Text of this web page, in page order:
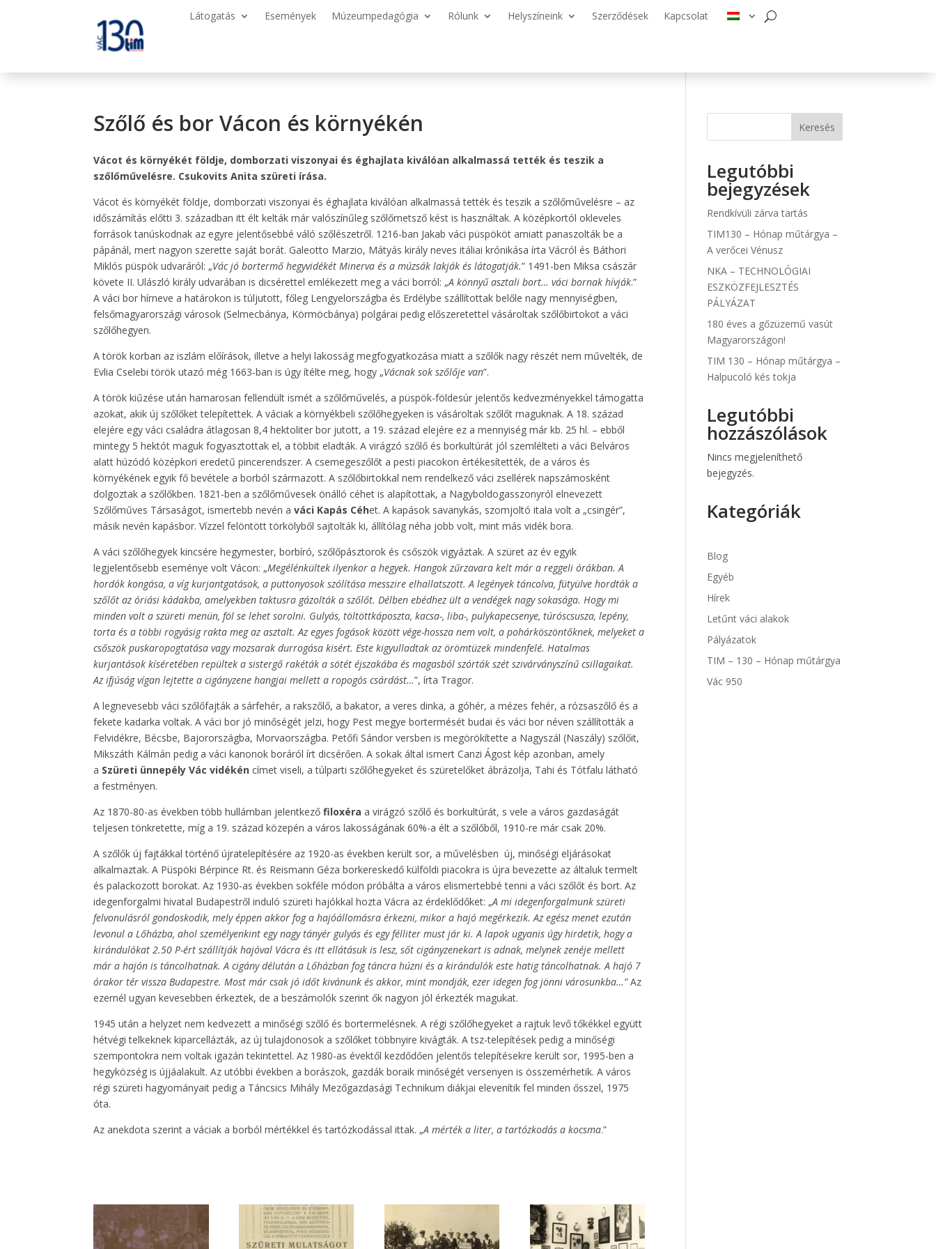
Látogatás Események Múzeumpedagógia Rólunk Helyszíneink Szerződések Kapcsolat
Szőlő és bor Vácon és környékén
Vácot és környékét földje, domborzati viszonyai és éghajlata kiválóan alkalmassá tették és teszik a
szőlőművelésre. Csukovits Anita szüreti írása.
Vácot és környékét földje, domborzati viszonyai és éghajlata kiválóan alkalmassá tették és teszik a szőlőművelésre – az
időszámítás előtti 3. században itt élt kelták már valószínűleg szőlőmetsző kést is használtak. A középkortól okleveles
források tanúskodnak az egyre jelentősebbé váló szőlészetről. 1216-ban Jakab váci püspököt amiatt panaszolták be a
pápánál, mert nagyon szerette saját borát. Galeotto Marzio, Mátyás király neves itáliai krónikása írta Vácról és Báthori
Miklós püspök udvaráról: „Vác jó bortermő hegyvidékét Minerva és a múzsák lakják és látogatják.” 1491-ben Miksa császár
követe II. Ulászló király udvarában is dicsérettel emlékezett meg a váci borról: „A könnyű asztali bort… váci bornak hívják.”
A váci bor hírneve a határokon is túljutott, főleg Lengyelországba és Erdélybe szállítottak belőle nagy mennyiségben,
felsőmagyarországi városok (Selmecbánya, Körmöcbánya) polgárai pedig előszeretettel vásároltak szőlőbirtokot a váci
szőlőhegyen.
A török korban az iszlám előírások, illetve a helyi lakosság megfogyatkozása miatt a szőlők nagy részét nem művelték, de
Evlia Cselebi török utazó még 1663-ban is úgy ítélte meg, hogy „Vácnak sok szőlője van”.
A török kiűzése után hamarosan fellendült ismét a szőlőművelés, a püspök-földesúr jelentős kedvezményekkel támogatta
azokat, akik új szőlőket telepítettek. A váciak a környékbeli szőlőhegyeken is vásároltak szőlőt maguknak. A 18. század
elejére egy váci családra átlagosan 8,4 hektoliter bor jutott, a 19. század elejére ez a mennyiség már kb. 25 hl. – ebből
mintegy 5 hektót maguk fogyasztottak el, a többit eladták. A virágzó szőlő és borkultúrát jól szemlélteti a váci Belváros
alatt húzódó középkori eredetű pincerendszer. A csemegeszőlőt a pesti piacokon értékesítették, de a város és
környékének egyik fő bevétele a borból származott. A szőlőbirtokkal nem rendelkező váci zsellérek napszámosként
dolgoztak a szőlőkben. 1821-ben a szőlőművesek önálló céhet is alapítottak, a Nagyboldogasszonyról elnevezett
Szőlőműves Társaságot, ismertebb nevén aváci Kapás Céhet. A kapások savanykás, szomjoltó itala volt a „csingér”,
másik nevén kapásbor. Vízzel felöntött törkölyből sajtolták ki, állítólag néha jobb volt, mint más vidék bora.
A váci szőlőhegyek kincsére hegymester, borbíró, szőlőpásztorok és csőszök vigyáztak. A szüret az év egyik
legjelentősebb eseménye volt Vácon: „Megélénkültek ilyenkor a hegyek. Hangok zűrzavara kelt már a reggeli órákban. A
hordók kongása, a víg kurjantgatások, a puttonyosok szólítása messzire elhallatszott. A legények táncolva, fütyülve hordták a
szőlőt az óriási kádakba, amelyekben taktusra gázolták a szőlőt. Délben ebédhez ült a vendégek nagy sokasága. Hogy mi
minden volt a szüreti menün, föl se lehet sorolni. Gulyás, töltöttkáposzta, kacsa-, liba-, pulykapecsenye, túróscsusza, lepény,
torta és a többi rogyásig rakta meg az asztalt. Az egyes fogások között vége-hossza nem volt, a pohárköszöntőknek, melyeket a
csőszök puskaropogtatása vagy mozsarak durrogása kisért. Este kigyulladtak az örömtüzek mindenfelé. Hatalmas
kurjantások kíséretében repültek a sistergő rakéták a sötét éjszakába és magasból szórták szét szivárványszínű csillagaikat.
Az ifjúság vígan lejtette a cigányzene hangjai mellett a ropogós csárdást…”, írta Tragor.
A legnevesebb váci szőlőfajták a sárfehér, a rakszőlő, a bakator, a veres dinka, a góhér, a mézes fehér, a rózsaszőlő és a
fekete kadarka voltak. A váci bor jó minőségét jelzi, hogy Pest megye bortermését budai és váci bor néven szállították a
Felvidékre, Bécsbe, Bajorországba, Morvaországba. Petőfi Sándor versben is megörökítette a Nagyszál (Naszály) szőlőit,
Mikszáth Kálmán pedig a váci kanonok boráról írt dicsérően. A sokak által ismert Canzi Ágost kép azonban, amely
a Szüreti ünnepély Vác vidékén címet viseli, a túlparti szőlőhegyeket és szüretelőket ábrázolja, Tahi és Tótfalu látható
a festményen.
Az 1870-80-as években több hullámban jelentkezőfiloxéra a virágzó szőlő és borkultúrát, s vele a város gazdaságát
teljesen tönkretette, míg a 19. század közepén a város lakosságának 60%-a élt a szőlőből, 1910-re már csak 20%.
A szőlők új fajtákkal történő újratelepítésére az 1920-as években került sor, a művelésben új, minőségi eljárásokat
alkalmaztak. A Püspöki Bérpince Rt. és Reismann Géza borkereskedő külföldi piacokra is újra bevezette az általuk termelt
és palackozott borokat. Az 1930-as években sokféle módon próbálta a város elismertebbé tenni a váci szőlőt és bort. Az
idegenforgalmi hivatal Budapestről induló szüreti hajókkal hozta Vácra az érdeklődőket: „A mi idegenforgalmunk szüreti
felvonulásról gondoskodik, mely éppen akkor fog a hajóállomásra érkezni, mikor a hajó megérkezik. Az egész menet ezután
levonul a Lőházba, ahol személyenkint egy nagy tányér gulyás és egy félliter must jár ki. A lapok ugyanis úgy hirdetik, hogy a
kirándulókat 2.50 P-ért szállítják hajóval Vácra és itt ellátásuk is lesz, sőt cigányzenekart is adnak, melynek zenéje mellett
már a hajón is táncolhatnak. A cigány délután a Lőházban fog táncra húzni és a kirándulók este hatig táncolhatnak. A hajó 7
órakor tér vissza Budapestre. Most már csak jó időt kivánunk és akkor, mint mondják, ezer idegen fog jönni városunkba…”Az
ezernél ugyan kevesebben érkeztek, de a beszámolók szerint ők nagyon jól érkezték magukat.
1945 után a helyzet nem kedvezett a minőségi szőlő és bortermelésnek. A régi szőlőhegyeket a rajtuk levő tőkékkel együtt
hétvégi telkeknek kiparcellázták, az új tulajdonosok a szőlőket többnyire kivágták. A tsz-telepítések pedig a minőségi
szempontokra nem voltak igazán tekintettel. Az 1980-as évektől kezdődően jelentős telepítésekre került sor, 1995-ben a
hegyközség is újjáalakult. Az utóbbi években a borászok, gazdák boraik minőségét versenyen is összemérhetik. A város
régi szüreti hagyományait pedig a Táncsics Mihály Mezőgazdasági Technikum diákjai elevenítik fel minden ősszel, 1975
óta.
Az anekdota szerint a váciak a borból mértékkel és tartózkodással ittak. „A mérték a liter, a tartózkodás a kocsma.”
Keresés
Legutóbbi
bejegyzések
Rendkívüli zárva tartás
TIM130 – Hónap műtárgya –
A verőcei Vénusz
NKA – TECHNOLÓGIAI
ESZKÖZFEJLESZTÉS
PÁLYÁZAT
180 éves a gőzüzemű vasút
Magyarországon!
TIM 130 – Hónap műtárgya –
Halpucoló kés tokja
Legutóbbi
hozzászólások
Nincs megjeleníthető
bejegyzés.
Kategóriák
Blog
Egyéb
Hírek
Letűnt váci alakok
Pályázatok
TIM – 130 – Hónap műtárgya
Vác 950